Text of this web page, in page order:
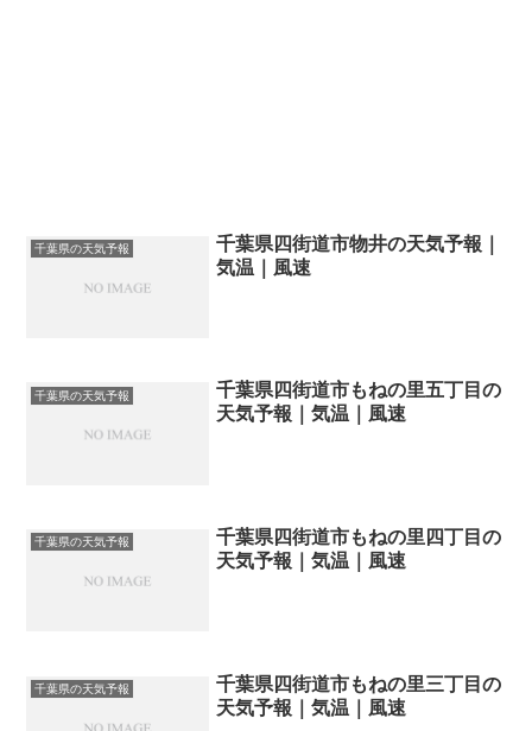
千葉県の天気予報
千葉県四街道市物井の天気予報｜
気温｜風速
千葉県の天気予報
千葉県四街道市もねの里五丁目の
天気予報｜気温｜風速
千葉県の天気予報
千葉県四街道市もねの里四丁目の
天気予報｜気温｜風速
千葉県の天気予報
千葉県四街道市もねの里三丁目の
天気予報｜気温｜風速